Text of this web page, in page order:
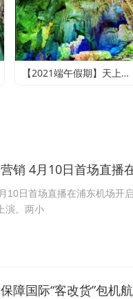
【2021端午假期】天上王城+地下大峡谷+萤火虫水洞+竹泉村+龙园古城三日游
销 4月10日首场直播
10日首场直播在浦东机场开
演。两小
障国际“客改货”包机